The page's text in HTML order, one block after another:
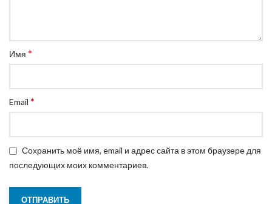
Имя *
Email *
Сохранить моё имя, email и адрес сайта в этом браузере для
последующих моих комментариев.